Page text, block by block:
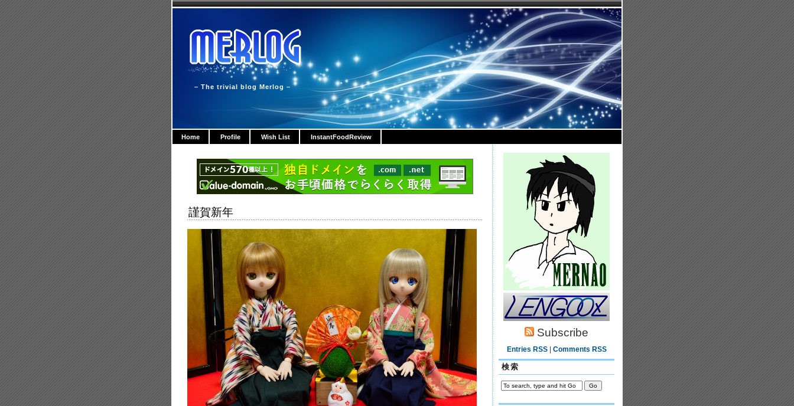
– The trivial blog Merlog –
Home Profile Wish List InstantFoodReview
謹賀新年
Subscribe
Entries RSS| Comments RSS
検索